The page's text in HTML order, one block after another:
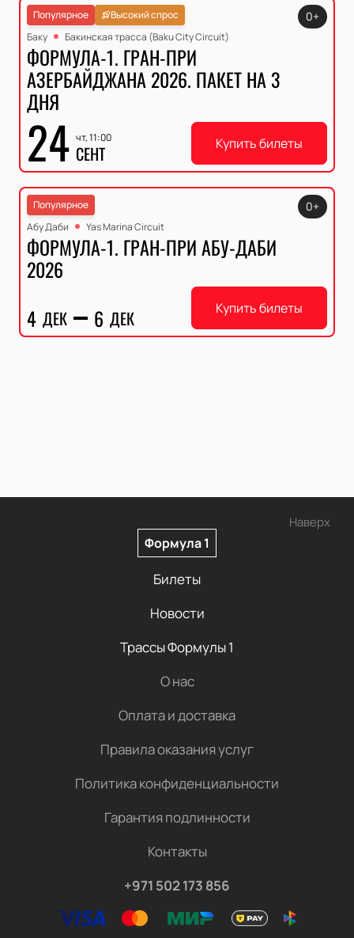
Популярное
Высокий спрос
Баку
Бакинская трасса (Baku City Circuit)
ФОРМУЛА-1. ГРАН-ПРИ
АЗЕРБАЙДЖАНА 2026. ПАКЕТ НА 3
ДНЯ
24 чт, 11:00
СЕНТ
0+
Купить билеты
Популярное
Абу Даби
Yas Marina Circuit
ФОРМУЛА-1. ГРАН-ПРИ АБУ-ДАБИ
2026
4 ДЕК 6 ДЕК
0+
Купить билеты
Наверх
Формула 1
Билеты
Новости
Трассы Формулы 1
О нас
Оплата и доставка
Правила оказания услуг
Политика конфиденциальности
Гарантия подлинности
Контакты
+971 502 173 856